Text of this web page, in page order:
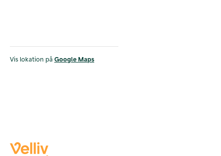
Vis lokation på Google Maps